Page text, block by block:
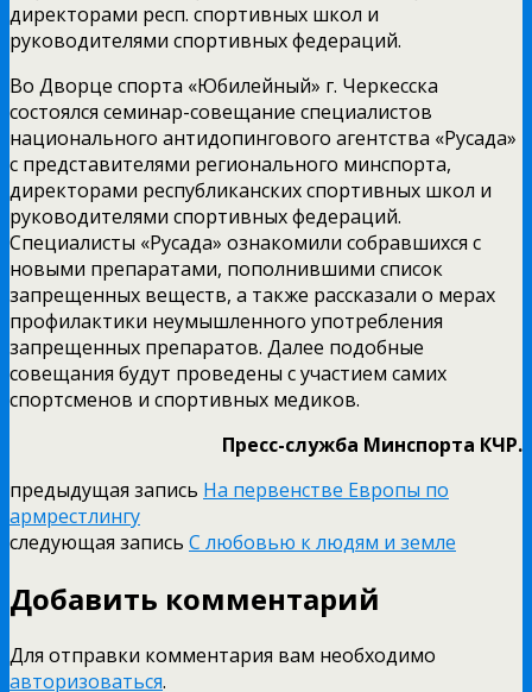
директорами респ. спортивных школ и
руководителями спортивных федераций.
Во Дворце спорта «Юбилейный» г. Черкесска
состоялся семинар-совещание специалистов
национального антидопингового агентства «Русада»
с представителями регионального минспорта,
директорами республиканских спортивных школ и
руководителями спортивных федераций.
Специалисты «Русада» ознакомили собравшихся с
новыми препаратами, пополнившими список
запрещенных веществ, а также рассказали о мерах
профилактики неумышленного употребления
запрещенных препаратов. Далее подобные
совещания будут проведены с участием самих
спортсменов и спортивных медиков.
Пресс-служба Минспорта КЧР.
предыдущая запись На первенстве Европы по
армрестлингу
следующая запись С любовью к людям и земле
Добавить комментарий
Для отправки комментария вам необходимо
авторизоваться.